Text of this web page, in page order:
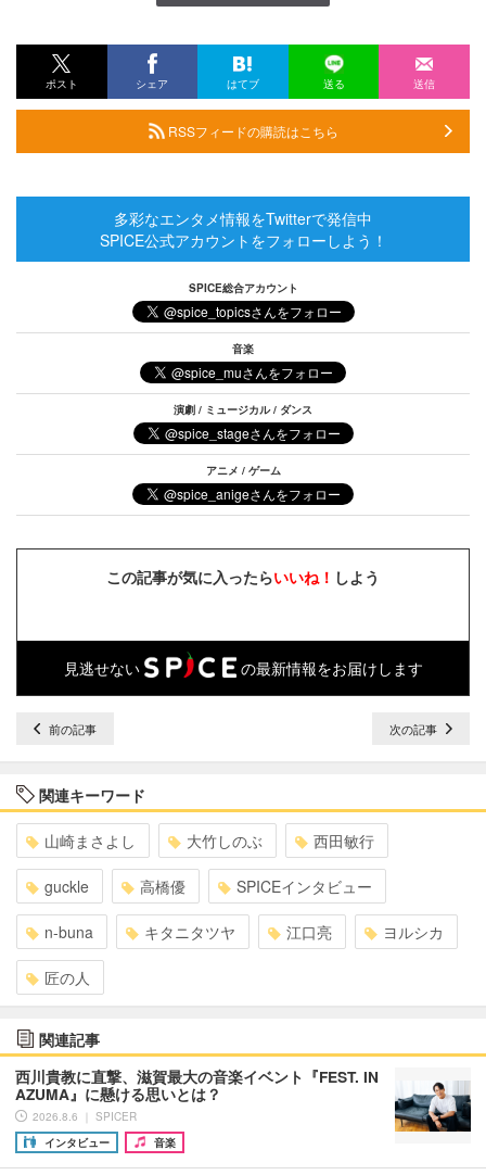
ポスト シェア はてブ 送る 送信
RSSフィードの購読はこちら
多彩なエンタメ情報をTwitterで発信中
SPICE公式アカウントをフォローしよう！
SPICE総合アカウント
音楽
演劇 / ミュージカル / ダンス
アニメ / ゲーム
この記事が気に入ったらいいね！ しよう
見逃せない の最新情報をお届けします
前の記事 次の記事
関連キーワード
山崎まさよし 大竹しのぶ 西田敏行
guckle 高橋優 SPICEインタビュー
n-buna キタニタツヤ 江口亮 ヨルシカ
匠の人
関連記事
西川貴教に直撃、滋賀最大の音楽イベント『FEST. IN
AZUMA』に懸ける思いとは？
2026.8.6 ｜ SPICER
インタビュー
音楽